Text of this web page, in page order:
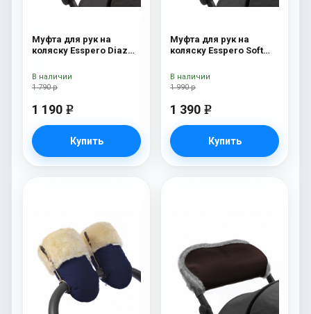
Муфта для рук на
коляску Esspero Diaz
Beige
1 790 р
1 190 e
Купить
В наличии
Муфта для рук на
коляску Esspero Soft
1 990 р
1 390 e
Купить
В наличии